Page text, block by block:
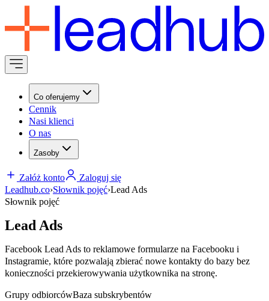
Co oferujemy
Cennik
Nasi klienci
O nas
Zasoby
Załóż konto
Zaloguj się
Leadhub.co›Słownik pojęć›Lead Ads
Słownik pojęć
Lead Ads
Facebook Lead Ads to reklamowe formularze na Facebooku i
Instagramie, które pozwalają zbierać nowe kontakty do bazy bez
konieczności przekierowywania użytkownika na stronę.
Grupy odbiorcówBaza subskrybentów